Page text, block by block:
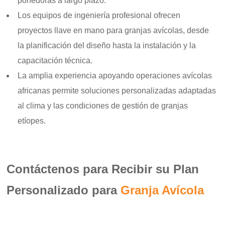
Los equipos de ingeniería profesional ofrecen
proyectos llave en mano para granjas avícolas, desde
la planificación del diseño hasta la instalación y la
capacitación técnica.
La amplia experiencia apoyando operaciones avícolas
africanas permite soluciones personalizadas adaptadas
al clima y las condiciones de gestión de granjas
etíopes.
Contáctenos para Recibir su Plan
Personalizado para Granja Avícola